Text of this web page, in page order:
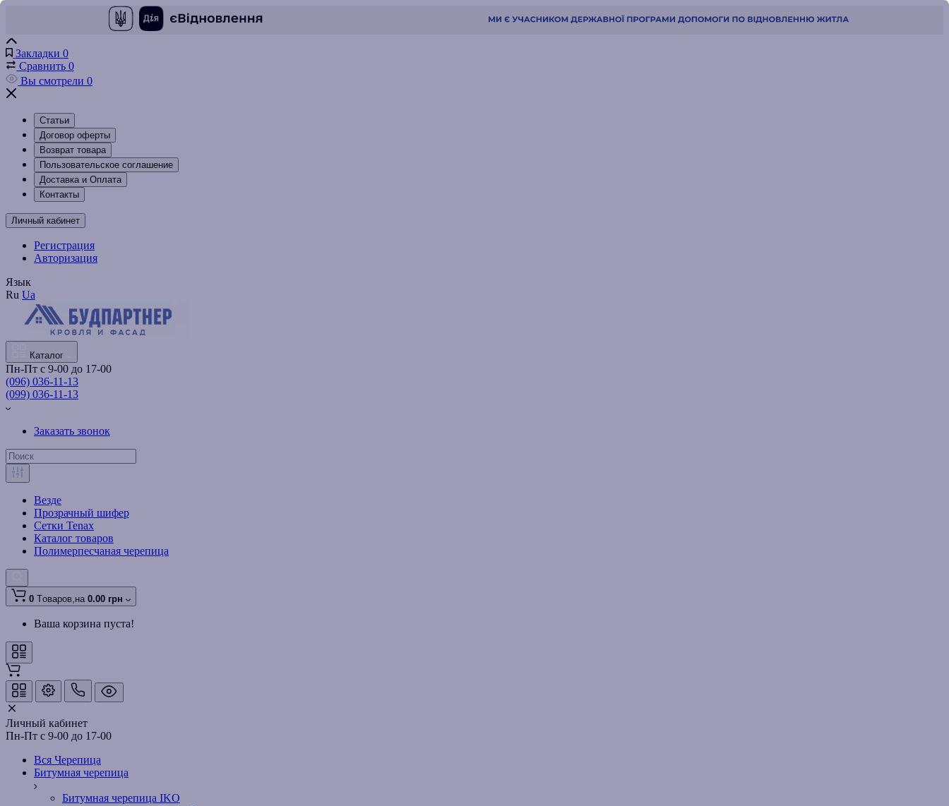
Закладки 0
Сравнить 0
Вы смотрели 0
Статьи
Договор оферты
Возврат товара
Пользовательское соглашение
Доставка и Оплата
Контакты
Личный кабинет
Регистрация
Авторизация
Язык
Ru Ua
Каталог
Пн-Пт с 9-00 до 17-00
(096) 036-11-13
(099) 036-11-13
Заказать звонок
Везде
Прозрачный шифер
Сетки Tenax
Каталог товаров
Полимерпесчаная черепица
0 Tоваров,на 0.00 грн
Ваша корзина пуста!
Личный кабинет
Пн-Пт с 9-00 до 17-00
Вся Черепица
Битумная черепица
Битумная черепица IKO